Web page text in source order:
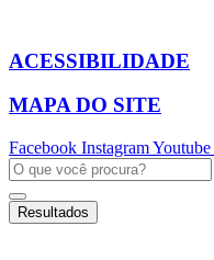
o
conteúdo
ACESSIBILIDADE
MAPA DO SITE
Facebook InstagramYoutube
Pesquisar
...
Resultados